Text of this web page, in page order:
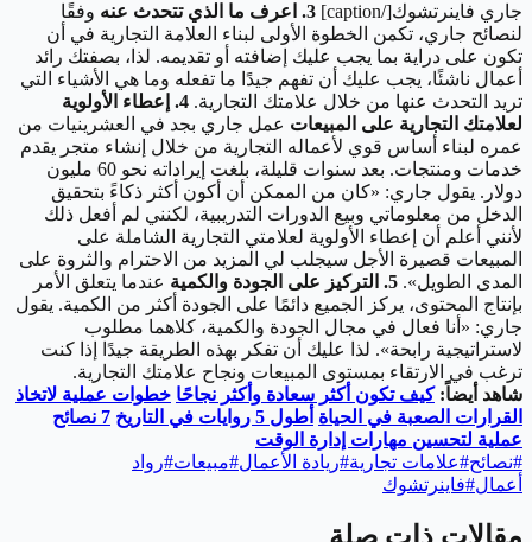
جاري فاينرتشوك[/caption] 3. اعرف ما الذي تتحدث عنه
وفقًا
لنصائح جاري، تكمن الخطوة الأولى لبناء العلامة التجارية في أن
تكون على دراية بما يجب عليك إضافته أو تقديمه. لذا، بصفتك رائد
أعمال ناشئًا، يجب عليك أن تفهم جيدًا ما تفعله وما هي الأشياء التي
تريد التحدث عنها من خلال علامتك التجارية.
4. إعطاء الأولوية
لعلامتك التجارية على المبيعات عمل جاري بجد في العشرينيات من
عمره لبناء أساس قوي لأعماله التجارية من خلال إنشاء متجر يقدم
خدمات ومنتجات. بعد سنوات قليلة، بلغت إيراداته نحو 60 مليون
دولار. يقول جاري: «كان من الممكن أن أكون أكثر ذكاءً بتحقيق
الدخل من معلوماتي وبيع الدورات التدريبية، لكنني لم أفعل ذلك
لأنني أعلم أن إعطاء الأولوية لعلامتي التجارية الشاملة على
المبيعات قصيرة الأجل سيجلب لي المزيد من الاحترام والثروة على
المدى الطويل». 5. التركيز على الجودة والكمية
عندما يتعلق الأمر
بإنتاج المحتوى، يركز الجميع دائمًا على الجودة أكثر من الكمية. يقول
جاري: «أنا فعال في مجال الجودة والكمية، كلاهما مطلوب
لاستراتيجية رابحة». لذا عليك أن تفكر بهذه الطريقة جيدًا إذا كنت
ترغب في الارتقاء بمستوى المبيعات ونجاح علامتك التجارية.
شاهد أيضاً: كيف تكون أكثر سعادة وأكثر نجاحًا خطوات عملية لاتخاذ
القرارات الصعبة في الحياة أطول 5 روايات في التاريخ
7 نصائح
عملية لتحسين مهارات إدارة الوقت
#نصائح#علامات تجارية#ريادة الأعمال#مبيعات#رواد
أعمال#فاينرتشوك